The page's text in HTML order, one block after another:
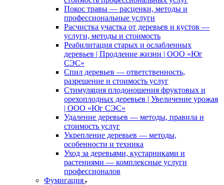
Покос травы — расценки, методы и
профессиональные услуги
Расчистка участка от деревьев и кустов —
услуги, методы и стоимость
Реабилитация старых и ослабленных
деревьев | Продление жизни | ООО «Юг
СЭС»
Спил деревьев — ответственность,
разрешение и стоимость услуг
Стимуляция плодоношения фруктовых и
орехоплодных деревьев | Увеличение урожая
| ООО «Юг СЭС»
Удаление деревьев — методы, правила и
стоимость услуг
Укрепление деревьев — методы,
особенности и техника
Уход за деревьями, кустарниками и
растениями — комплексные услуги
профессионалов
Фумигация